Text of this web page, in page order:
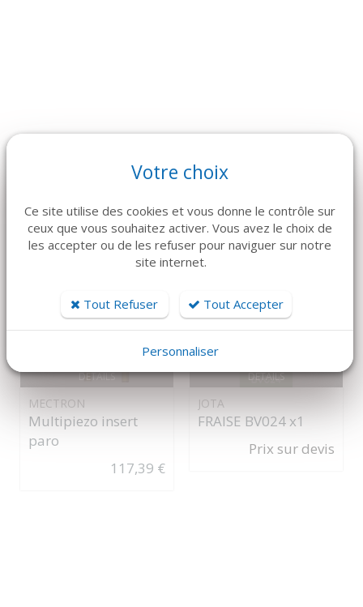
DÉTAILS
MECTRON
Multipiezo insert
paro
117,39 €
DÉTAILS
JOTA
FRAISE BV024 x1
Prix sur devis
Votre choix
Ce site utilise des cookies et vous donne le contrôle sur
ceux que vous souhaitez activer. Vous avez le choix de
les accepter ou de les refuser pour naviguer sur notre
site internet.
Tout Refuser Tout Accepter
Personnaliser